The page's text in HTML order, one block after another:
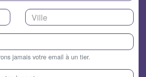
jamais votre email à un tier.